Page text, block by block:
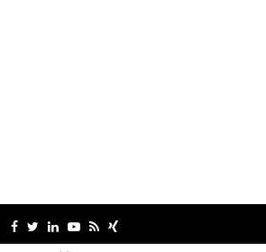
Facebook
TwitterLinkedinYoutube
RssXing